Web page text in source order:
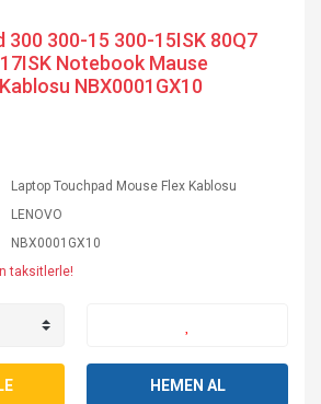
300 300-15 300-15ISK 80Q7
Notebook Mause
NBX0001GX10
Laptop Touchpad Mouse Flex Kablosu
LENOVO
NBX0001GX10
taksitlerle!
HEMEN AL